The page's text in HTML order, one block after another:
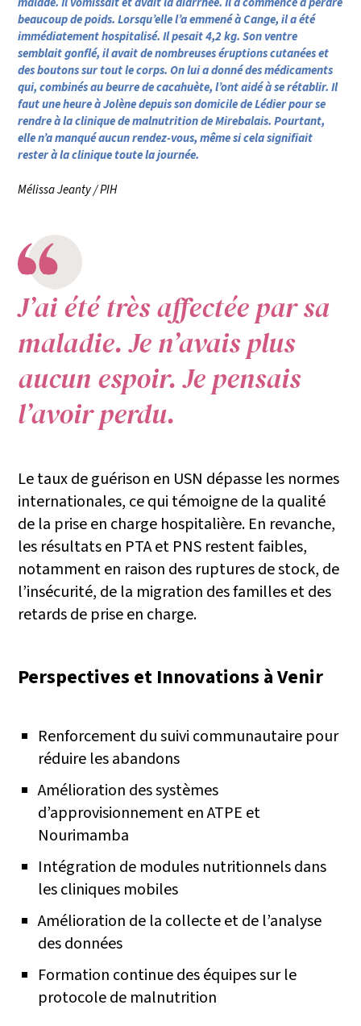
beaucoup de poids. Lorsqu’elle l’a emmené à Cange, il a été
immédiatement hospitalisé. Il pesait 4,2 kg. Son ventre
semblait gonflé, il avait de nombreuses éruptions cutanées et
des boutons sur tout le corps. On lui a donné des médicaments
qui, combinés au beurre de cacahuète, l’ont aidé à se rétablir. Il
faut une heure à Jolène depuis son domicile de Lédier pour se
rendre à la clinique de malnutrition de Mirebalais. Pourtant,
elle n’a manqué aucun rendez-vous, même si cela signifiait
rester à la clinique toute la journée.
Mélissa Jeanty / PIH
J’ai été très affectée par sa
maladie. Je n’avais plus
aucun espoir. Je pensais
l’avoir perdu.
Le taux de guérison en USN dépasse les normes
internationales, ce qui témoigne de la qualité
de la prise en charge hospitalière. En revanche,
les résultats en PTA et PNS restent faibles,
notamment en raison des ruptures de stock, de
l’insécurité, de la migration des familles et des
retards de prise en charge.
Perspectives et Innovations à Venir
Renforcement du suivi communautaire pour
réduire les abandons
Amélioration des systèmes
d’approvisionnement en ATPE et
Nourimamba
Intégration de modules nutritionnels dans
les cliniques mobiles
Amélioration de la collecte et de l’analyse
des données
Formation continue des équipes sur le
protocole de malnutrition